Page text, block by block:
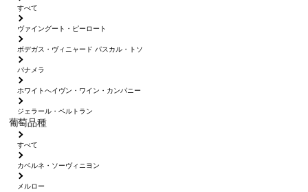
すべて
ヴァイングート・ピーロート
ボデガス・ヴィニャード パスカル・トソ
パナメラ
ホワイトへイヴン・ワイン・カンパニー
ジェラール・ベルトラン
葡萄品種
すべて
カベルネ・ソーヴィニヨン
メルロー